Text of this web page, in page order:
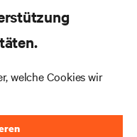
Diskussionen
in das
welche Cookies wir